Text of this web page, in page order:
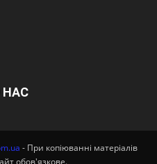
НАС
- При копіюванні матеріалів
обов'язкове.